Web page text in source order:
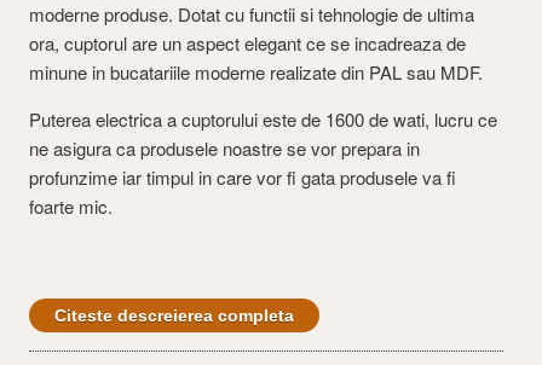
moderne produse. Dotat cu functii si tehnologie de ultima
ora, cuptorul are un aspect elegant ce se incadreaza de
minune in bucatariile moderne realizate din PAL sau MDF.
Puterea electrica a cuptorului este de 1600 de wati, lucru ce
ne asigura ca produsele noastre se vor prepara in
profunzime iar timpul in care vor fi gata produsele va fi
foarte mic.
Citeste descreierea completa